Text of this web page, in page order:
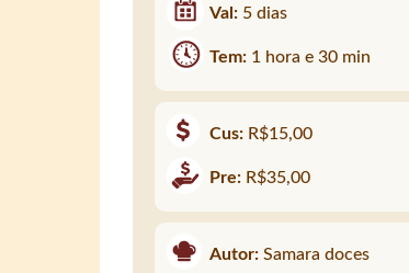
Val: 5 dias
Tem: 1 hora e 30 min
Cus: R$15,00
Pre: R$35,00
Autor: Samara doces